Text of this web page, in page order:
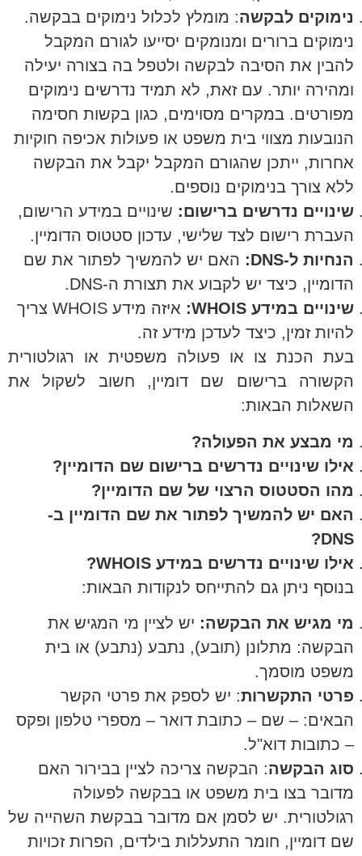
נימוקים לבקשה: מומלץ לכלול נימוקים בבקשה.
נימוקים ברורים ומנומקים יסייעו לגורם המקבל
להבין את הסיבה לבקשה ולטפל בה בצורה יעילה
ומהירה יותר. עם זאת, לא תמיד נדרשים נימוקים
מפורטים. במקרים מסוימים, כגון בקשות חסימה
הנובעות מצווי בית משפט או פעולות אכיפה חוקיות
אחרות, ייתכן שהגורם המקבל יקבל את הבקשה
ללא צורך בנימוקים נוספים.
שינויים נדרשים ברישום: שינויים במידע הרישום,
העברת רישום לצד שלישי, עדכון סטטוס הדומיין.
הנחיות ל-DNS:
האם יש להמשיך לפתור את שם
הדומיין, כיצד יש לקבוע את תצורת ה-DNS.
שינויים במידע WHOIS:
איזה מידע WHOIS צריך
להיות זמין, כיצד לעדכן מידע זה.
בעת הכנת צו או פעולה משפטית או רגולטורית
הקשורה ברישום שם דומיין, חשוב לשקול את
השאלות הבאות:
מי מבצע את הפעולה?
אילו שינויים נדרשים ברישום שם הדומיין?
מהו הסטטוס הרצוי של שם הדומיין?
האם יש להמשיך לפתור את שם הדומיין ב-
DNS?
אילו שינויים נדרשים במידע WHOIS?
בנוסף ניתן גם להתייחס לנקודות הבאות:
מי מגיש את הבקשה: יש לציין מי המגיש את
הבקשה: מתלונן (תובע), נתבע (נתבע) או בית
משפט מוסמך.
פרטי התקשרות: יש לספק את פרטי הקשר
הבאים: – שם – כתובת דואר – מספרי טלפון ופקס
– כתובות דוא"ל.
סוג הבקשה: הבקשה צריכה לציין בבירור האם
מדובר בצו בית משפט או בבקשה לפעולה
רגולטורית. יש לסמן אם מדובר בבקשת השהייה של
שם דומיין, חומר התעללות בילדים, הפרות זכויות